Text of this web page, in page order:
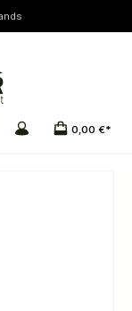
0,00 €*